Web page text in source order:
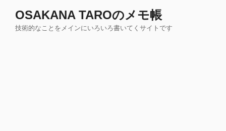
OSAKANA TAROのメモ帳
技術的なことをメインにいろいろ書いてくサイトです